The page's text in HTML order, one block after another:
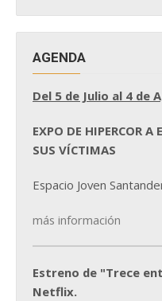
AGENDA
Del 5 de Julio al 4 de
EXPO DE HIPERCOR A
SUS VÍCTIMAS
Espacio Joven
más información
Estreno de "Trece
Netflix.